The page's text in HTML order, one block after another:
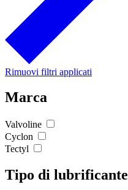
Rimuovi filtri applicati
Marca
Valvoline
Cyclon
Tectyl
Tipo di lubrificante